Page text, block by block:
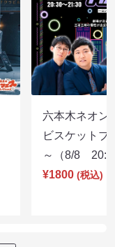
六本木ネオン
ビスケットブ
～（8/8
¥1800 (税込)